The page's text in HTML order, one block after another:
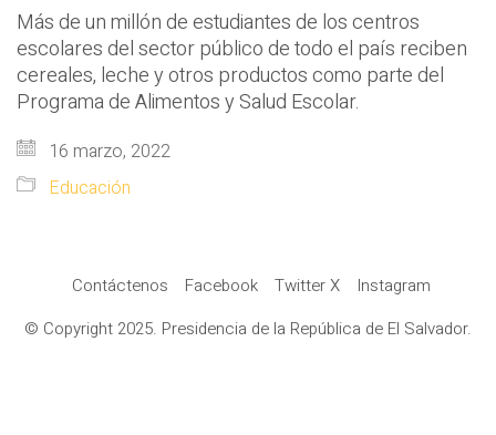
Más de un millón de estudiantes de los centros
escolares del sector público de todo el país reciben
cereales, leche y otros productos como parte del
Programa de Alimentos y Salud Escolar.
16 marzo, 2022
Educación
Contáctenos Facebook Twitter X
Instagram
© Copyright 2025. Presidencia de la República de El Salvador.